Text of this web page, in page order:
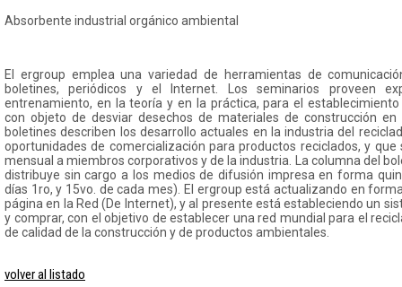
Absorbente industrial orgánico ambiental
El ergroup emplea una variedad de herramientas de
boletines, periódicos y el Internet. Los seminarios proveen
entrenamiento, en la teoría y en la práctica, para el
con objeto de desviar desechos de materiales de construcción
boletines describen los desarrollo actuales en la industria del
oportunidades de comercialización para productos reciclados, y
mensual a miembros corporativos y de la industria. La columna del
distribuye sin cargo a los medios de difusión impresa en forma
días 1ro, y 15vo. de cada mes). El ergroup está actualizando en
página en la Red (De Internet), y al presente está estableciendo un
y comprar, con el objetivo de establecer una red mundial para el
de calidad de la construcción y de productos ambientales.
volver al listado